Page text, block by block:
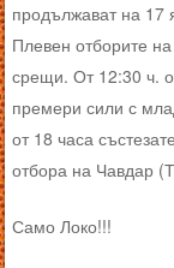
продължават на 17
Плевен отборите
срещи. От 12:30 ч.
премери сили с
от 18 часа
отбора на Чавдар
Само Локо!!!